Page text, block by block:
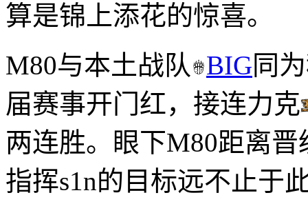
算是锦上添花的惊喜。
M80与本土战队
BIG同
届赛事开门红，接连力克
两连胜。眼下M80距离
指挥s1n的目标远不止于